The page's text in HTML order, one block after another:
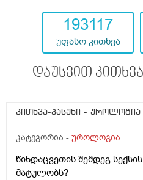
193117
უფასო კითხვა
დაუსვით კითხვა
კითხვა-პასუხი - უროლოგია
კატეგორია - უროლოგია
წინდაცვეთის შემდეგ
მატულობს?